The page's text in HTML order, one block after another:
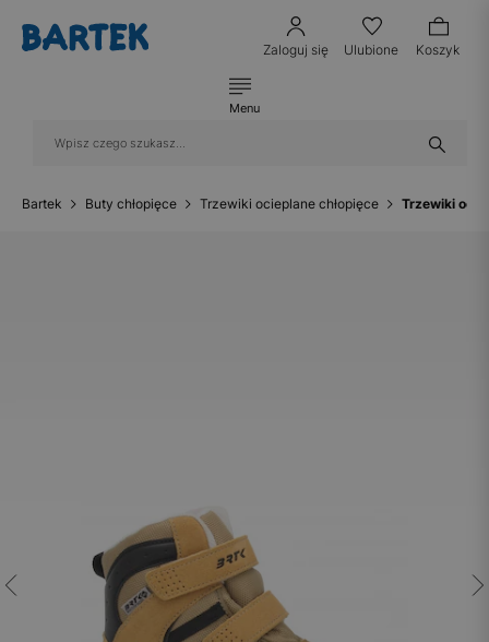
Zaloguj się Ulubione Koszyk
Menu
Bartek Buty chłopięce Trzewiki ocieplane chłopięce Trzewiki